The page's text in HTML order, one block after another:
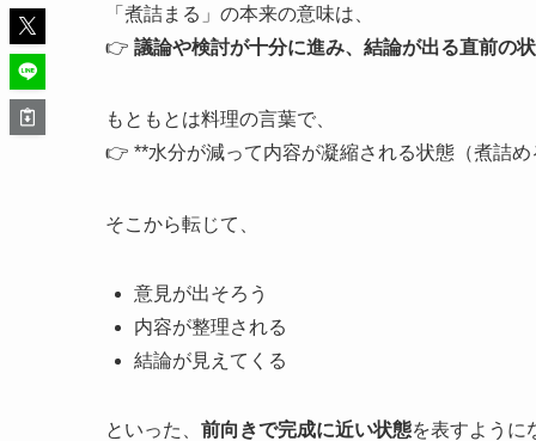
「煮詰まる」の本来の意味は、
👉 議論や検討が十分に進み、結論が出る直前の
もともとは料理の言葉で、
👉 **水分が減って内容が凝縮される状態（煮詰め
そこから転じて、
意見が出そろう
内容が整理される
結論が見えてくる
といった、 前向きで完成に近い状態を表すように